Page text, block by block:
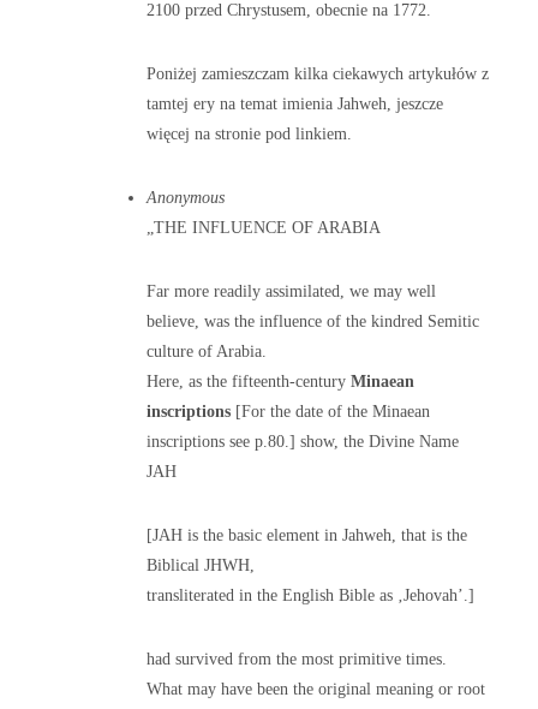
2100 przed Chrystusem, obecnie na 1772.
Poniżej zamieszczam kilka ciekawych artykułów z
tamtej ery na temat imienia Jahweh, jeszcze
więcej na stronie pod linkiem.
Anonymous
„THE INFLUENCE OF ARABIA
Far more readily assimilated, we may well
believe, was the influence of the kindred Semitic
culture of Arabia.
Here, as the fifteenth-century Minaean
inscriptions [For the date of the Minaean
inscriptions see p.80.] show, the Divine Name
JAH
[JAH is the basic element in Jahweh, that is the
Biblical JHWH,
transliterated in the English Bible as ‚Jehovah’.]
had survived from the most primitive times.
What may have been the original meaning or root